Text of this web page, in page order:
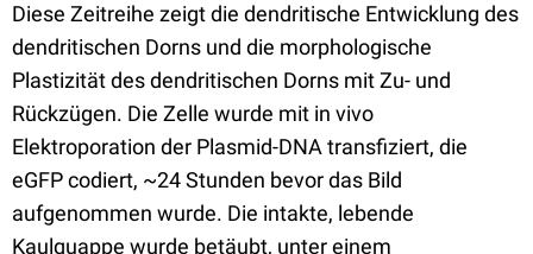
Diese Zeitreihe zeigt die dendritische Entwicklung des
dendritischen Dorns und die morphologische
Plastizität des dendritischen Dorns mit Zu- und
Rückzügen. Die Zelle wurde mit in vivo
Elektroporation der Plasmid-DNA transfiziert, die
eGFP codiert, ~24 Stunden bevor das Bild
aufgenommen wurde. Die intakte, lebende
Kaulquappe wurde betäubt, unter einem